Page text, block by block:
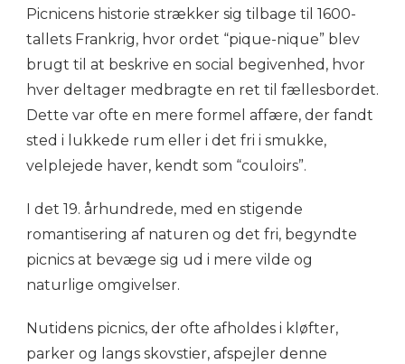
Picnicens historie strækker sig tilbage til 1600-
tallets Frankrig, hvor ordet “pique-nique” blev
brugt til at beskrive en social begivenhed, hvor
hver deltager medbragte en ret til fællesbordet.
Dette var ofte en mere formel affære, der fandt
sted i lukkede rum eller i det fri i smukke,
velplejede haver, kendt som “couloirs”.
I det 19. århundrede, med en stigende
romantisering af naturen og det fri, begyndte
picnics at bevæge sig ud i mere vilde og
naturlige omgivelser.
Nutidens picnics, der ofte afholdes i kløfter,
parker og langs skovstier, afspejler denne